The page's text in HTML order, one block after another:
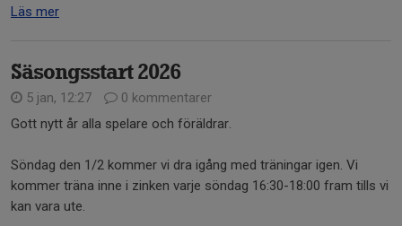
Läs mer
Säsongsstart 2026
5 jan, 12:27
0 kommentarer
Gott nytt år alla spelare och föräldrar.
Söndag den 1/2 kommer vi dra igång med träningar igen. Vi
kommer träna inne i zinken varje söndag 16:30-18:00 fram tills vi
kan vara ute.